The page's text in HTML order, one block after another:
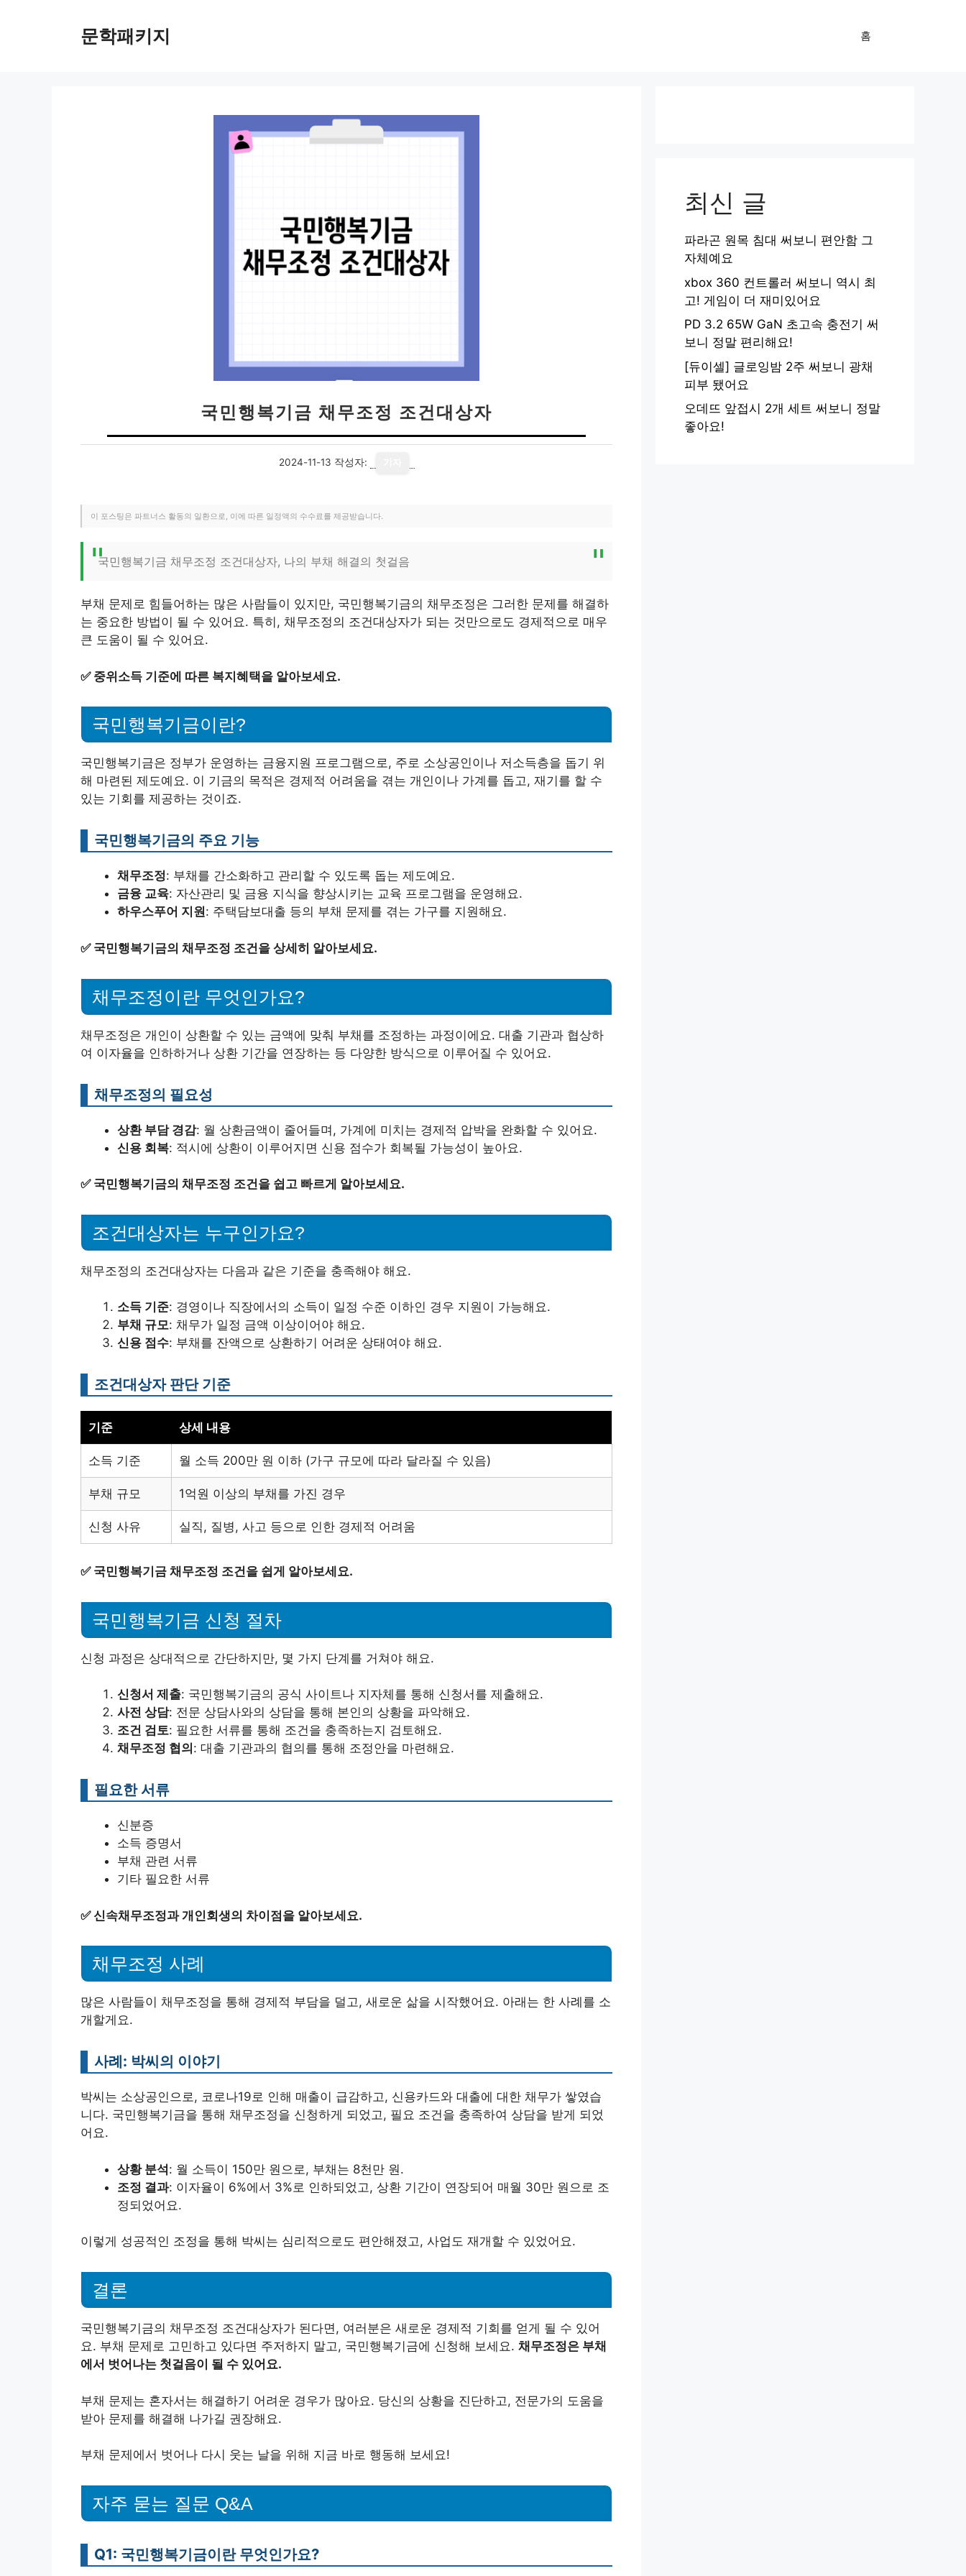
문학패키지 홈
국민행복기금 채무조정 조건대상자
2024-11-13 작성자:
이 포스팅은 파트너스 활동의 일환으로, 이에 따른 일정액의 수수료를 제공받습니다.
국민행복기금 채무조정 조건대상자, 나의 부채 해결의 첫걸음
부채 문제로 힘들어하는 많은 사람들이 있지만, 국민행복기금의 채무조정은 그러한 문제를 해결하
는 중요한 방법이 될 수 있어요. 특히, 채무조정의 조건대상자가 되는 것만으로도 경제적으로 매우
큰 도움이 될 수 있어요.
✅ 중위소득 기준에 따른 복지혜택을 알아보세요.
국민행복기금이란?
국민행복기금은 정부가 운영하는 금융지원 프로그램으로, 주로 소상공인이나 저소득층을 돕기 위
해 마련된 제도예요. 이 기금의 목적은 경제적 어려움을 겪는 개인이나 가계를 돕고, 재기를 할 수
있는 기회를 제공하는 것이죠.
국민행복기금의 주요 기능
채무조정: 부채를 간소화하고 관리할 수 있도록 돕는 제도예요.
금융 교육: 자산관리 및 금융 지식을 향상시키는 교육 프로그램을 운영해요.
하우스푸어 지원: 주택담보대출 등의 부채 문제를 겪는 가구를 지원해요.
✅ 국민행복기금의 채무조정 조건을 상세히 알아보세요.
채무조정이란 무엇인가요?
채무조정은 개인이 상환할 수 있는 금액에 맞춰 부채를 조정하는 과정이에요. 대출 기관과 협상하
여 이자율을 인하하거나 상환 기간을 연장하는 등 다양한 방식으로 이루어질 수 있어요.
채무조정의 필요성
상환 부담 경감: 월 상환금액이 줄어들며, 가계에 미치는 경제적 압박을 완화할 수 있어요.
신용 회복: 적시에 상환이 이루어지면 신용 점수가 회복될 가능성이 높아요.
✅ 국민행복기금의 채무조정 조건을 쉽고 빠르게 알아보세요.
조건대상자는 누구인가요?
채무조정의 조건대상자는 다음과 같은 기준을 충족해야 해요.
소득 기준: 경영이나 직장에서의 소득이 일정 수준 이하인 경우 지원이 가능해요.
부채 규모: 채무가 일정 금액 이상이어야 해요.
신용 점수: 부채를 잔액으로 상환하기 어려운 상태여야 해요.
조건대상자 판단 기준
기준 상세 내용
소득 기준 월 소득 200만 원 이하 (가구 규모에 따라 달라질 수 있음)
부채 규모 1억원 이상의 부채를 가진 경우
신청 사유 실직, 질병, 사고 등으로 인한 경제적 어려움
✅ 국민행복기금 채무조정 조건을 쉽게 알아보세요.
국민행복기금 신청 절차
신청 과정은 상대적으로 간단하지만, 몇 가지 단계를 거쳐야 해요.
신청서 제출: 국민행복기금의 공식 사이트나 지자체를 통해 신청서를 제출해요.
사전 상담: 전문 상담사와의 상담을 통해 본인의 상황을 파악해요.
조건 검토: 필요한 서류를 통해 조건을 충족하는지 검토해요.
채무조정 협의 : 대출 기관과의 협의를 통해 조정안을 마련해요.
필요한 서류
신분증
소득 증명서
부채 관련 서류
기타 필요한 서류
✅신속채무조정과 개인회생의 차이점을 알아보세요.
채무조정 사례
많은 사람들이 채무조정을 통해 경제적 부담을 덜고, 새로운 삶을 시작했어요. 아래는 한 사례를 소
개할게요.
사례: 박씨의 이야기
박씨는 소상공인으로, 코로나19로 인해 매출이 급감하고, 신용카드와 대출에 대한 채무가 쌓였습
니다. 국민행복기금을 통해 채무조정을 신청하게 되었고, 필요 조건을 충족하여 상담을 받게 되었
어요.
상황 분석: 월 소득이 150만 원으로, 부채는 8천만 원.
조정 결과: 이자율이 6%에서 3%로 인하되었고, 상환 기간이 연장되어 매월 30만 원으로 조
정되었어요.
이렇게 성공적인 조정을 통해 박씨는 심리적으로도 편안해졌고, 사업도 재개할 수 있었어요.
결론
국민행복기금의 채무조정 조건대상자가 된다면, 여러분은 새로운 경제적 기회를 얻게 될 수 있어
요. 부채 문제로 고민하고 있다면 주저하지 말고, 국민행복기금에 신청해 보세요. 채무조정은 부채
에서 벗어나는 첫걸음이 될 수 있어요.
부채 문제는 혼자서는 해결하기 어려운 경우가 많아요. 당신의 상황을 진단하고, 전문가의 도움을
받아 문제를 해결해 나가길 권장해요.
부채 문제에서 벗어나 다시 웃는 날을 위해 지금 바로 행동해 보세요!
자주 묻는 질문 Q&A
Q1: 국민행복기금이란 무엇인가요?
최신 글
파라곤 원목 침대 써보니 편안함 그
자체예요
xbox 360 컨트롤러 써보니 역시 최
고! 게임이 더 재미있어요
PD 3.2 65W GaN 초고속 충전기 써
보니 정말 편리해요!
[듀이셀] 글로잉밤 2주 써보니 광채
피부 됐어요
오데뜨 앞접시 2개 세트 써보니 정말
좋아요!